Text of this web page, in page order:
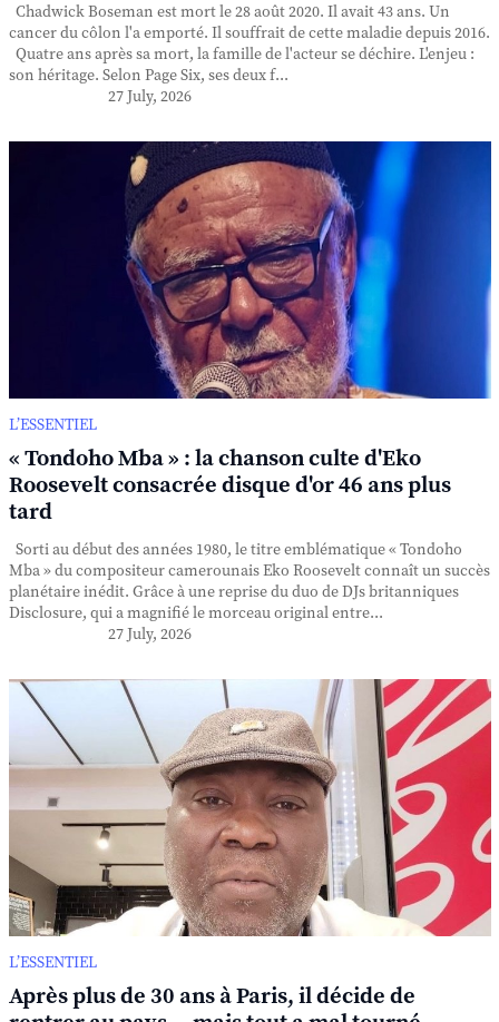
Chadwick Boseman est mort le 28 août 2020. Il avait 43 ans. Un
cancer du côlon l'a emporté. Il souffrait de cette maladie depuis 2016.
Quatre ans après sa mort, la famille de l'acteur se déchire. L'enjeu :
son héritage. Selon Page Six, ses deux f...
27 July, 2026
L’ESSENTIEL
« Tondoho Mba » : la chanson culte d'Eko
Roosevelt consacrée disque d'or 46 ans plus
tard
Sorti au début des années 1980, le titre emblématique « Tondoho
Mba » du compositeur camerounais Eko Roosevelt connaît un succès
planétaire inédit. Grâce à une reprise du duo de DJs britanniques
Disclosure, qui a magnifié le morceau original entre...
27 July, 2026
L’ESSENTIEL
Après plus de 30 ans à Paris, il décide de